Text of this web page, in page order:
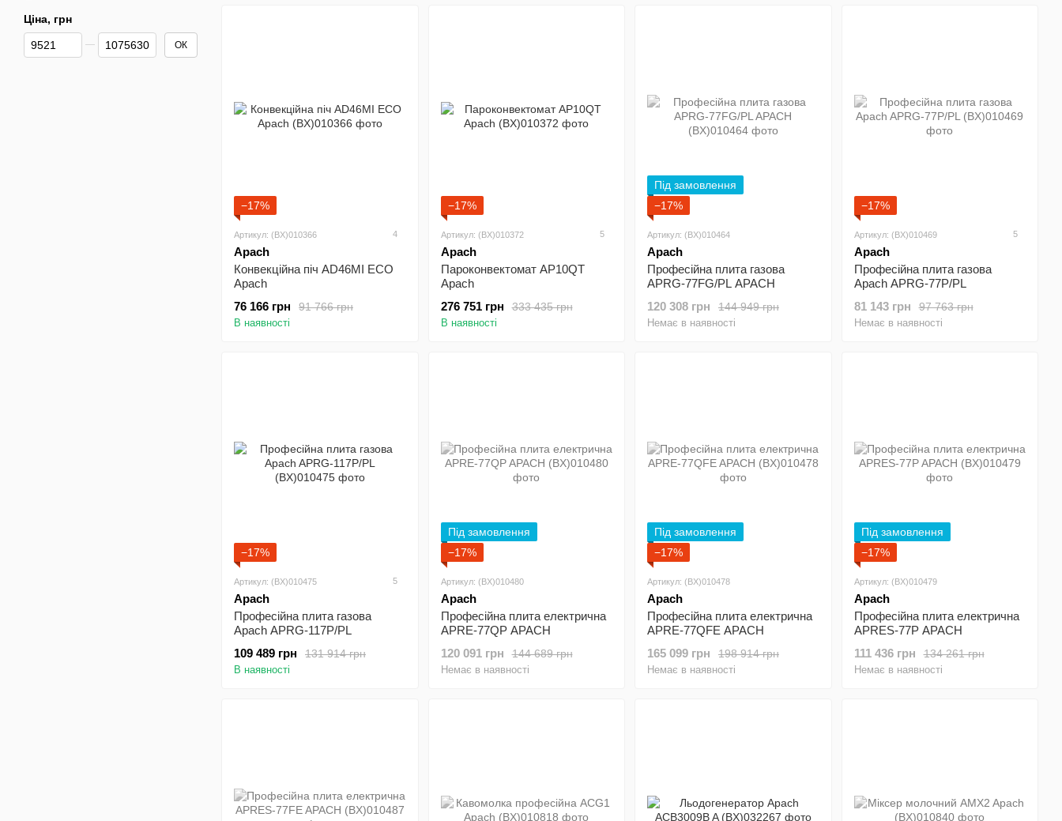
−17%
Артикул: (BX)010366 4
Apach
Конвекційна піч AD46MI ECO
Apach
91 766 грн
76 166 грн
В наявності
−17%
Артикул: (BX)010372 5
Apach
Пароконвектомат AP10QT
Apach
333 435 грн
276 751 грн
В наявності
Під замовлення
−17%
Артикул: (BX)010464
Apach
Професійна плита газова
APRG-77FG/PL APACH
144 949 грн
120 308 грн
Немає в наявності
−17%
Артикул: (BX)010469 5
Apach
Професійна плита газова
Apach APRG-77P/PL
97 763 грн
81 143 грн
Немає в наявності
−17%
Артикул: (BX)010475 5
Apach
Професійна плита газова
Apach APRG-117P/PL
131 914 грн
109 489 грн
В наявності
Під замовлення
−17%
Артикул: (BX)010480
Apach
Професійна плита електрична
APRE-77QP APACH
144 689 грн
120 091 грн
Немає в наявності
Під замовлення
−17%
Артикул: (BX)010478
Apach
Професійна плита електрична
APRE-77QFE APACH
198 914 грн
165 099 грн
Немає в наявності
Під замовлення
−17%
Артикул: (BX)010479
Apach
Професійна плита електрична
APRES-77P APACH
134 261 грн
111 436 грн
Немає в наявності
Ціна, грн
Від Ціна, грн
До Ціна, грн ОК